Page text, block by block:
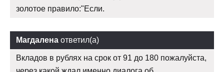
золотое правило:"Если.
Магдалена ответил(а)
Вкладов в рублях на срок от 91 до 180 пожалуйста,